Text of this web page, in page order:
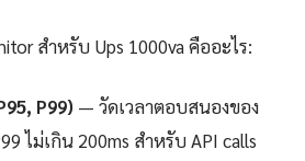
สำหรับ Ups 1000va คืออะไร:
P99) — วัดเวลาตอบสนองของ
ไม่เกิน 200ms สำหรับ API calls